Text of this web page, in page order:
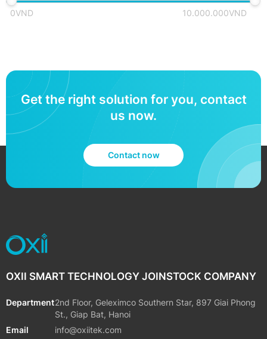
0VND 10.000.000VND
Get the right solution for you, contact
us now.
Contact now
OXII SMART TECHNOLOGY JOINSTOCK COMPANY
Department2nd Floor, Geleximco Southern Star, 897 Giai Phong
St., Giap Bat, Hanoi
Email
info@oxiitek.com